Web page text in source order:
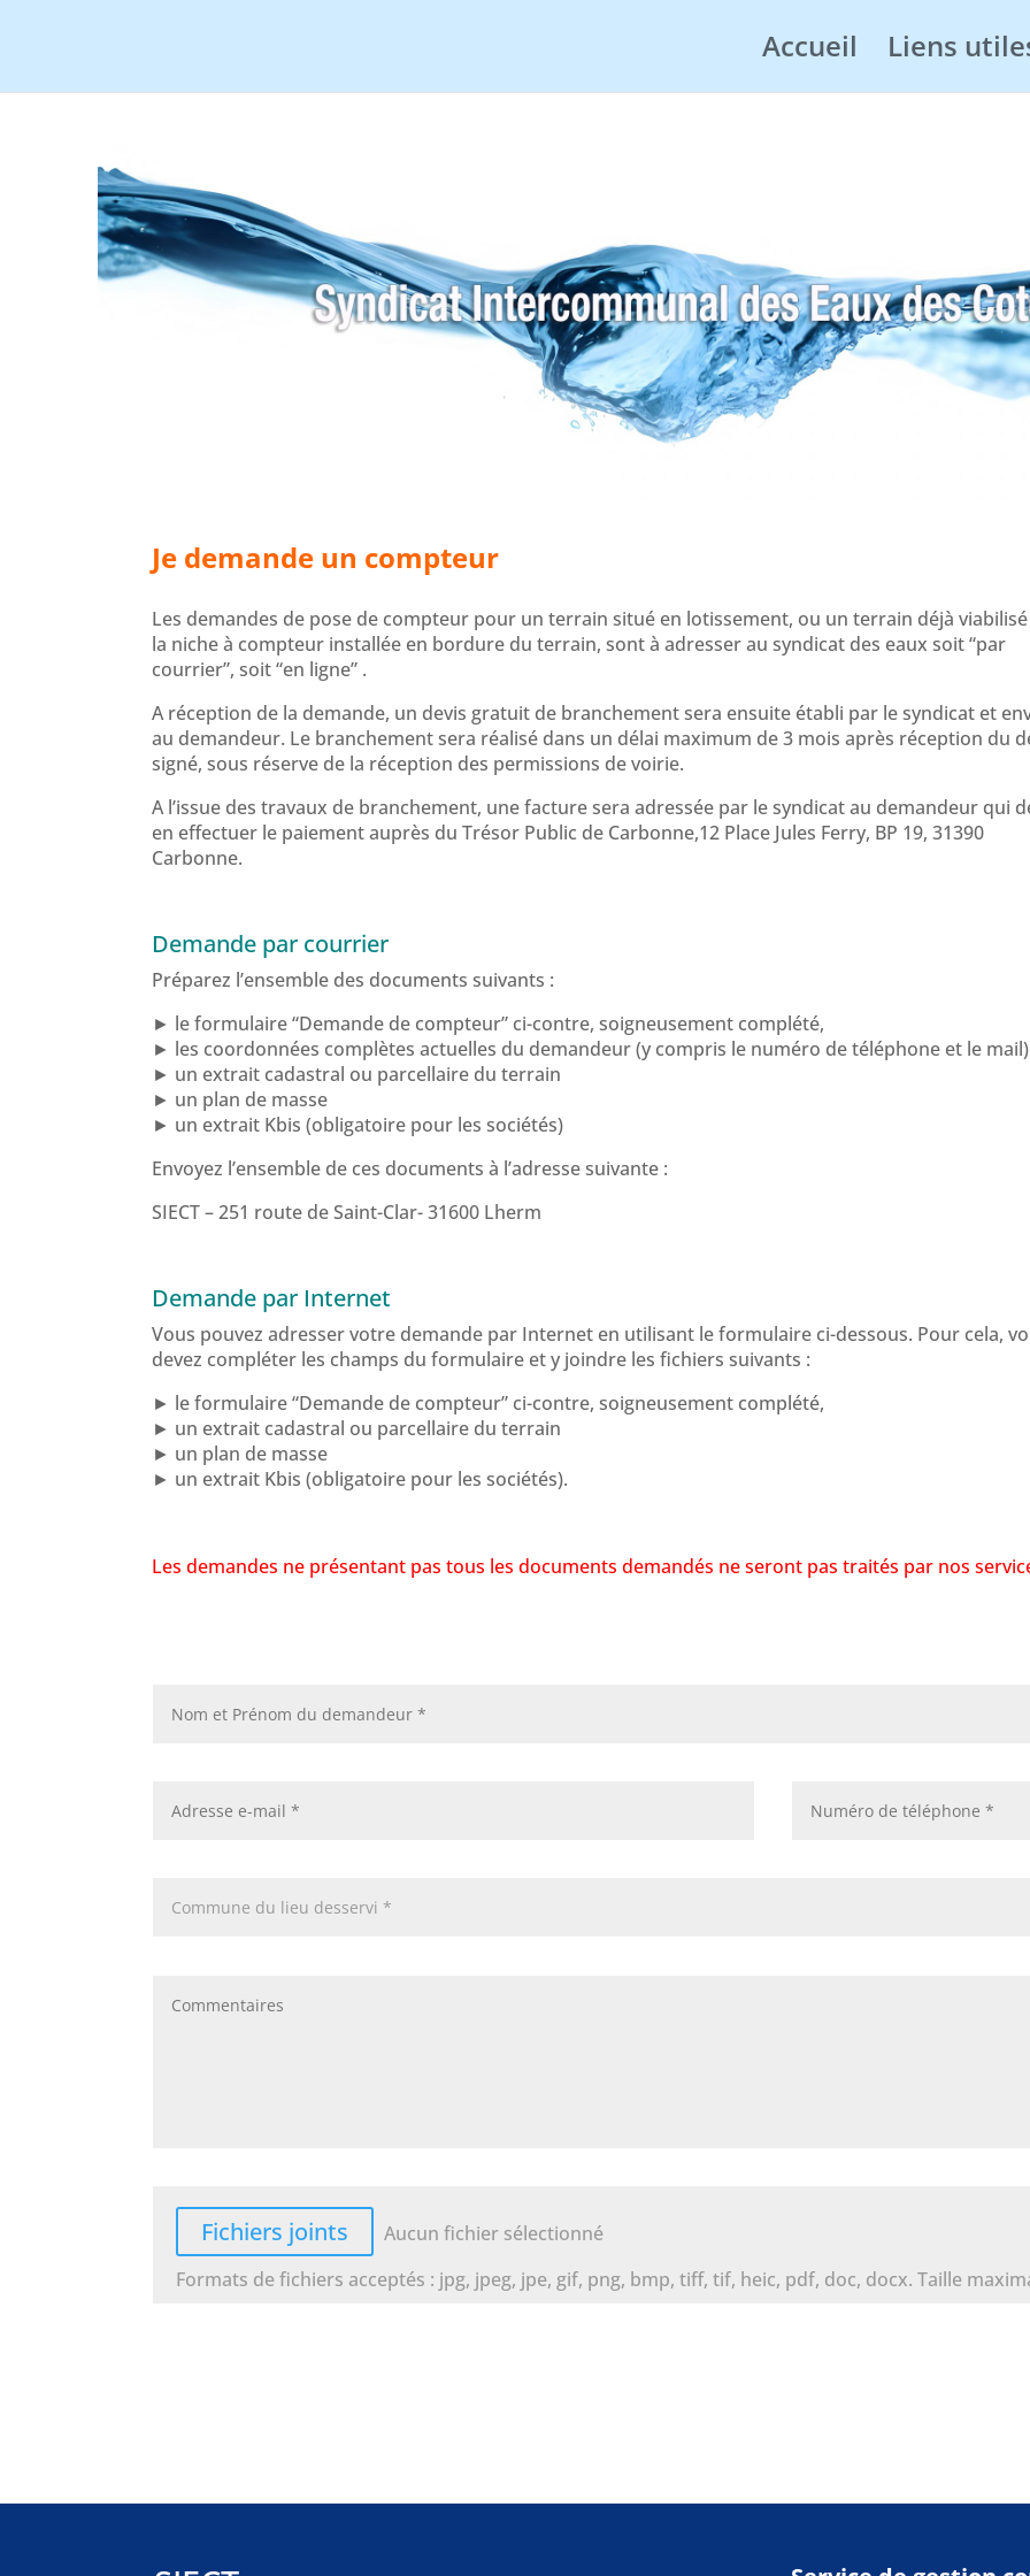
Accueil Liens
Je demande un compteur
Les demandes de pose de compteur pour un terrain situé en lotissement, ou un terrain déjà viabilisé
la niche à compteur installée en bordure du terrain, sont à adresser au syndicat des eaux soit “par
courrier”, soit “en ligne” .
A réception de la demande, un devis gratuit de branchement sera ensuite établi par le syndicat et
au demandeur. Le branchement sera réalisé dans un délai maximum de 3 mois après réception du
signé, sous réserve de la réception des permissions de voirie.
A l’issue des travaux de branchement, une facture sera adressée par le syndicat au demandeur qui
en effectuer le paiement auprès du Trésor Public de Carbonne,12 Place Jules Ferry, BP 19, 31390
Carbonne.
Demande par courrier
Préparez l’ensemble des documents suivants :
► le formulaire “Demande de compteur” ci-contre, soigneusement complété,
► les coordonnées complètes actuelles du demandeur (y compris le numéro de téléphone et le mail)
► un extrait cadastral ou parcellaire du terrain
► un plan de masse
► un extrait Kbis (obligatoire pour les sociétés)
Envoyez l’ensemble de ces documents à l’adresse suivante :
SIECT – 251 route de Saint-Clar- 31600 Lherm
Demande par Internet
Vous pouvez adresser votre demande par Internet en utilisant le formulaire ci-dessous. Pour cela,
devez compléter les champs du formulaire et y joindre les fichiers suivants :
► le formulaire “Demande de compteur” ci-contre, soigneusement complété,
► un extrait cadastral ou parcellaire du terrain
► un plan de masse
► un extrait Kbis (obligatoire pour les sociétés).
Les demandes ne présentant pas tous les documents demandés ne seront pas traités par nos
File Input
Fichiers joints
Aucun fichier sélectionné
Formats de fichiers acceptés : jpg, jpeg, jpe, gif, png, bmp, tiff, tif, heic, pdf, doc, docx. Taille